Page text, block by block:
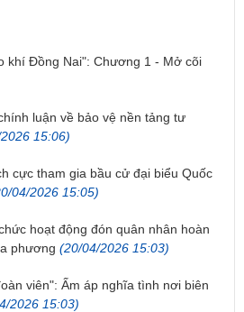
khí Đồng Nai": Chương 1 - Mở cõi
luận về bảo vệ nền tảng tư
15:06)
cực tham gia bầu cử đại biểu Quốc
04/2026 15:05)
hoạt động đón quân nhân hoàn
phương (20/04/2026 15:03)
viên": Ấm áp nghĩa tình nơi biên
2026 15:03)